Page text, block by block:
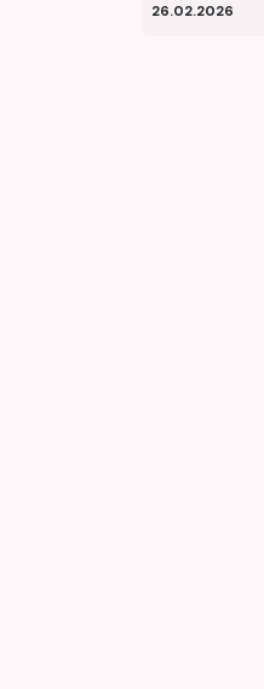
26.02.2026